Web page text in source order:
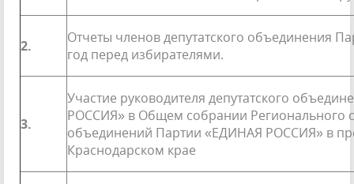
2. Отчеты членов депутатского объединения
год перед избирателями.
3.
Участие руководителя депутатского
РОССИЯ» в Общем собрании Ре­гионального
объединений Партии «ЕДИНАЯ РОССИЯ» в
Краснодар­ском крае